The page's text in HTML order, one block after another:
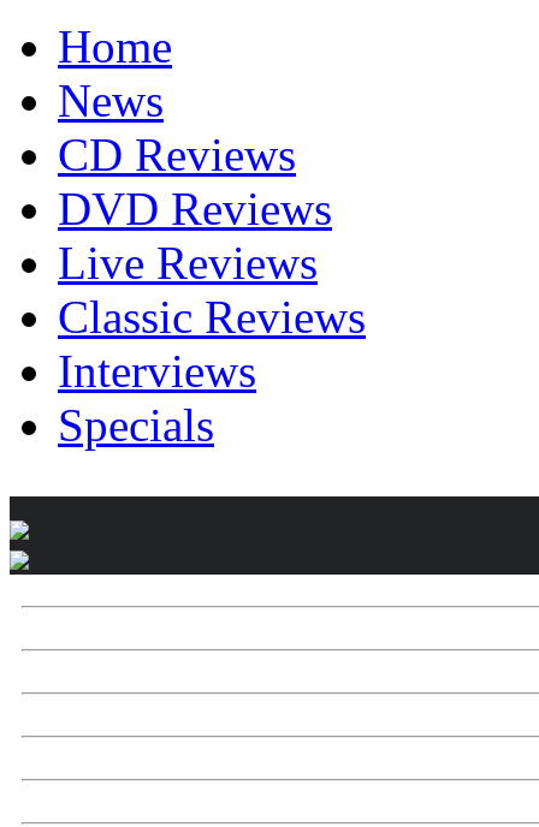
Home
News
CD Reviews
DVD Reviews
Live Reviews
Classic Reviews
Interviews
Specials